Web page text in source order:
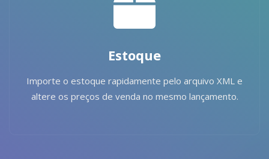
Estoque
Importe o estoque rapidamente pelo arquivo XML e
altere os preços de venda no mesmo lançamento.